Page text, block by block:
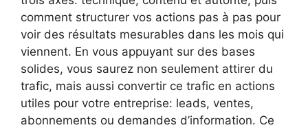
comment structurer vos actions pas à pas pour
voir des résultats mesurables dans les mois qui
viennent. En vous appuyant sur des bases
solides, vous saurez non seulement attirer du
trafic, mais aussi convertir ce trafic en actions
utiles pour votre entreprise: leads, ventes,
abonnements ou demandes d’information. Ce